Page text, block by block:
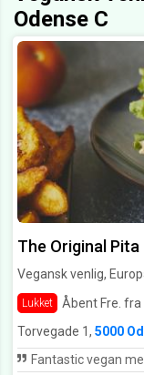
Odense C
The Original Pita
Vegansk venlig,
Lukket Åbent Fre. fra
Torvegade 1, 5000
Fantastic vegan